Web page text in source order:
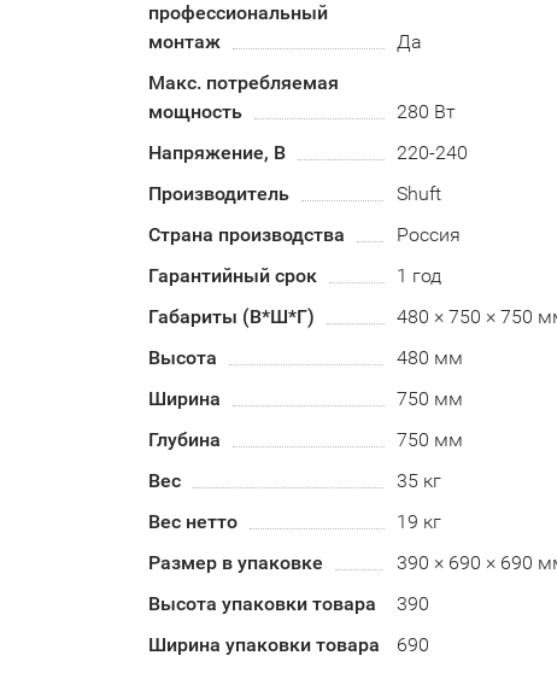
профессиональный
монтаж
Да
Макс. потребляемая
мощность
280 Вт
Напряжение, В
220-240
Производитель
Shuft
Страна производства
Россия
Гарантийный срок
1 год
Габариты (В*Ш*Г)
480 × 750 × 750
Высота
480 мм
Ширина
750 мм
Глубина
750 мм
Вес
35 кг
Вес нетто
19 кг
Размер в упаковке
390 × 690 × 690
Высота упаковки товара
390
Ширина упаковки товара
690